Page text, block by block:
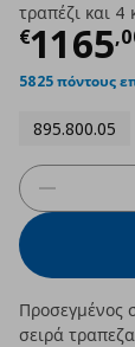
τραπέζι και 4
€1165,
5825 πόντους
895.800.05
Προσεγμένος
σειρά